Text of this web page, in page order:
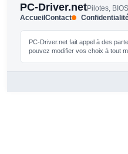
PC-Driver.netPilotes,
AccueilContact
PC-Driver.net fait appel à des
pouvez modifier vos choix à tout